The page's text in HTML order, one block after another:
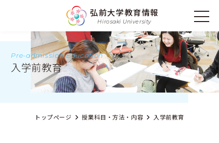
弘前大学教育情報
Hirosaki University
Pre-admission Education
入学前教育
トップページ 授業科目・方法・内容 入学前教育